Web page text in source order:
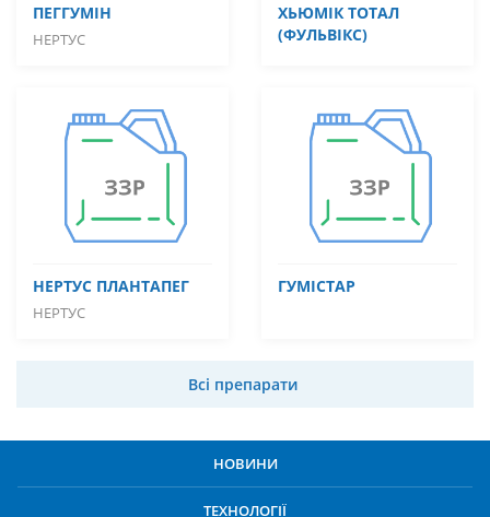
ПЕГГУМІН
НЕРТУС
ХЬЮМІК ТОТАЛ
(ФУЛЬВІКС)
НЕРТУС ПЛАНТАПЕГ
НЕРТУС
ГУМІСТАР
Всі препарати
НОВИНИ
ТЕХНОЛОГІЇ